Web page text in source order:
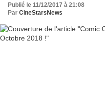
Publié le 11/12/2017 à 21:08
Par CineStarsNews